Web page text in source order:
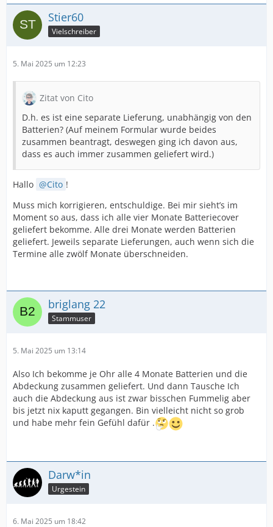
Stier60
Vielschreiber
5. Mai 2025 um 12:23
Zitat von Cito
D.h. es ist eine separate Lieferung, unabhängig von den
Batterien? (Auf meinem Formular wurde beides
zusammen beantragt, deswegen ging ich davon aus,
dass es auch immer zusammen geliefert wird.)
Hallo Cito !
Muss mich korrigieren, entschuldige. Bei mir sieht’s im
Moment so aus, dass ich alle vier Monate Batteriecover
geliefert bekomme. Alle drei Monate werden Batterien
geliefert. Jeweils separate Lieferungen, auch wenn sich die
Termine alle zwölf Monate überschneiden.
briglang 22
Stammuser
5. Mai 2025 um 13:14
Also Ich bekomme je Ohr alle 4 Monate Batterien und die
Abdeckung zusammen geliefert. Und dann Tausche Ich
auch die Abdeckung aus ist zwar bisschen Fummelig aber
bis jetzt nix kaputt gegangen. Bin vielleicht nicht so grob
und habe mehr fein Gefühl dafür .
Darw*in
Urgestein
6. Mai 2025 um 18:42